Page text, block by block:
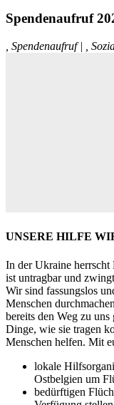
Spendenaufruf
Spendenaufruf |
UNSERE HILFE
In der Ukraine
ist untragbar und
Wir sind fassungslos
Menschen
bereits den Weg zu
Dinge, wie sie tragen
Menschen helfen. Mit
lokale
Ostbelgien um
bedürftigen